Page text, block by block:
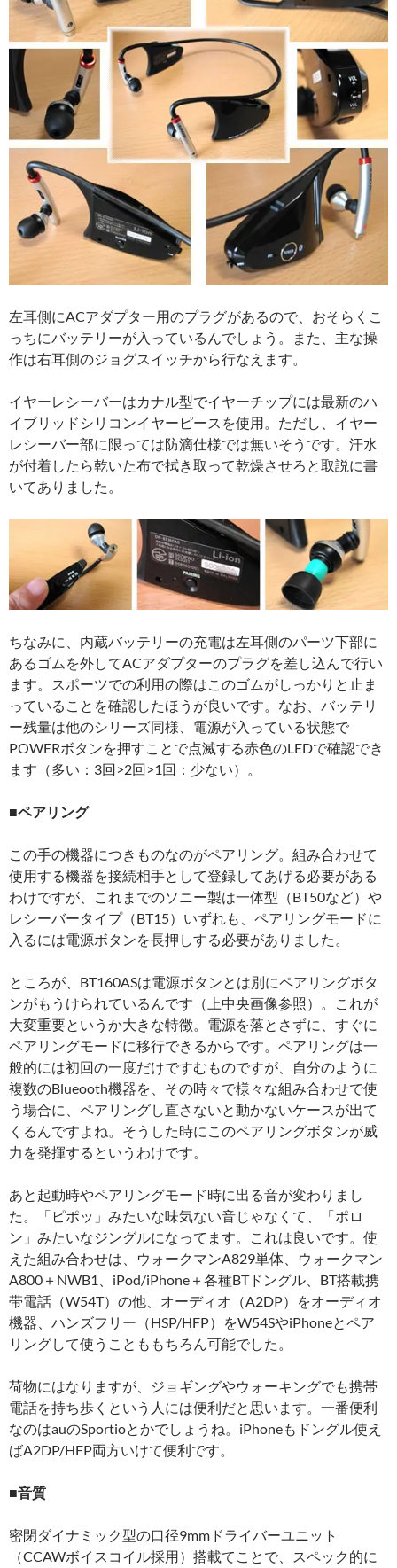
左耳側にACアダプター用のプラグがあるので、おそらくこ
っちにバッテリーが入っているんでしょう。また、主な操
作は右耳側のジョグスイッチから行なえます。
イヤーレシーバーはカナル型でイヤーチップには最新のハ
イブリッドシリコンイヤーピースを使用。ただし、イヤー
レシーバー部に限っては防滴仕様では無いそうです。汗水
が付着したら乾いた布で拭き取って乾燥させろと取説に書
いてありました。
ちなみに、内蔵バッテリーの充電は左耳側のパーツ下部に
あるゴムを外してACアダプターのプラグを差し込んで行い
ます。スポーツでの利用の際はこのゴムがしっかりと止ま
っていることを確認したほうが良いです。なお、バッテリ
ー残量は他のシリーズ同様、電源が入っている状態で
POWERボタンを押すことで点滅する赤色のLEDで確認でき
ます（多い：3回>2回>1回：少ない）。
■ペアリング
この手の機器につきものなのがペアリング。組み合わせて
使用する機器を接続相手として登録してあげる必要がある
わけですが、これまでのソニー製は一体型（BT50など）や
レシーバータイプ（BT15）いずれも、ペアリングモードに
入るには電源ボタンを長押しする必要がありました。
ところが、BT160ASは電源ボタンとは別にペアリングボタ
ンがもうけられているんです（上中央画像参照）。これが
大変重要というか大きな特徴。電源を落とさずに、すぐに
ペアリングモードに移行できるからです。ペアリングは一
般的には初回の一度だけですむものですが、自分のように
複数のBlueooth機器を、その時々で様々な組み合わせで使
う場合に、ペアリングし直さないと動かないケースが出て
くるんですよね。そうした時にこのペアリングボタンが威
力を発揮するというわけです。
あと起動時やペアリングモード時に出る音が変わりまし
た。「ピポッ」みたいな味気ない音じゃなくて、「ポロ
ン」みたいなジングルになってます。これは良いです。使
えた組み合わせは、ウォークマンA829単体、ウォークマン
A800＋NWB1、iPod/iPhone＋各種BTドングル、BT搭載携
帯電話（W54T）の他、オーディオ（A2DP）をオーディオ
機器、ハンズフリー（HSP/HFP）をW54SやiPhoneとペア
リングして使うことももちろん可能でした。
荷物にはなりますが、ジョギングやウォーキングでも携帯
電話を持ち歩くという人には便利だと思います。一番便利
なのはauのSportioとかでしょうね。iPhoneもドングル使え
ばA2DP/HFP両方いけて便利です。
■音質
密閉ダイナミック型の口径9mmドライバーユニット
（CCAWボイスコイル採用）搭載てことで、スペック的に